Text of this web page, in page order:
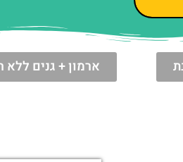
ארמון + גנים ללא